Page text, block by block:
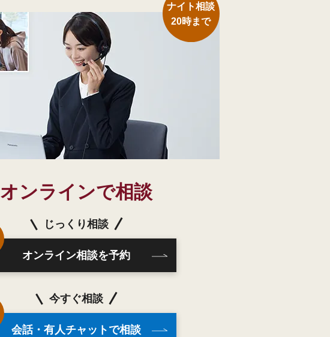
ナイト相談
20時まで
オンラインで相談
じっくり相談
オンライン相談を予約
今すぐ相談
会話・有人チャットで相談